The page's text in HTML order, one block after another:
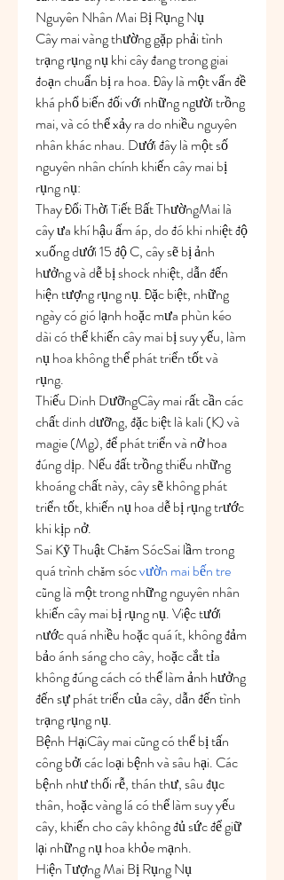
Nguyên Nhân Mai Bị Rụng Nụ
Cây mai vàng thường gặp phải tình
trạng rụng nụ khi cây đang trong giai
đoạn chuẩn bị ra hoa. Đây là một vấn đề
khá phổ biến đối với những người trồng
mai, và có thể xảy ra do nhiều nguyên
nhân khác nhau. Dưới đây là một số
nguyên nhân chính khiến cây mai bị
rụng nụ:
Thay Đổi Thời Tiết Bất ThườngMai là
cây ưa khí hậu ấm áp, do đó khi nhiệt độ
xuống dưới 15 độ C, cây sẽ bị ảnh
hưởng và dễ bị shock nhiệt, dẫn đến
hiện tượng rụng nụ. Đặc biệt, những
ngày có gió lạnh hoặc mưa phùn kéo
dài có thể khiến cây mai bị suy yếu, làm
nụ hoa không thể phát triển tốt và
rụng.
Thiếu Dinh DưỡngCây mai rất cần các
chất dinh dưỡng, đặc biệt là kali (K) và
magie (Mg), để phát triển và nở hoa
đúng dịp. Nếu đất trồng thiếu những
khoáng chất này, cây sẽ không phát
triển tốt, khiến nụ hoa dễ bị rụng trước
khi kịp nở.
Sai Kỹ Thuật Chăm SócSai lầm trong
quá trình chăm sóc vườn mai bến tre
cũng là một trong những nguyên nhân
khiến cây mai bị rụng nụ. Việc tưới
nước quá nhiều hoặc quá ít, không đảm
bảo ánh sáng cho cây, hoặc cắt tỉa
không đúng cách có thể làm ảnh hưởng
đến sự phát triển của cây, dẫn đến tình
trạng rụng nụ.
Bệnh HạiCây mai cũng có thể bị tấn
công bởi các loại bệnh và sâu hại. Các
bệnh như thối rễ, thán thư, sâu đục
thân, hoặc vàng lá có thể làm suy yếu
cây, khiến cho cây không đủ sức để giữ
lại những nụ hoa khỏe mạnh.
Hiện Tượng Mai Bị Rụng Nụ